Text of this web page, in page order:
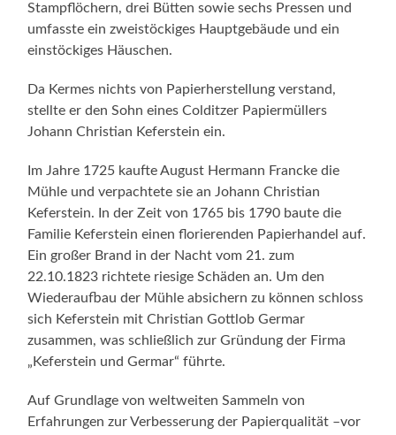
Stampflöchern, drei Bütten sowie sechs Pressen und
umfasste ein zweistöckiges Hauptgebäude und ein
einstöckiges Häuschen.
Da Kermes nichts von Papierherstellung verstand,
stellte er den Sohn eines Colditzer Papiermüllers
Johann Christian Keferstein ein.
Im Jahre 1725 kaufte August Hermann Francke die
Mühle und verpachtete sie an Johann Christian
Keferstein. In der Zeit von 1765 bis 1790 baute die
Familie Keferstein einen florierenden Papierhandel auf.
Ein großer Brand in der Nacht vom 21. zum
22.10.1823 richtete riesige Schäden an. Um den
Wiederaufbau der Mühle absichern zu können schloss
sich Keferstein mit Christian Gottlob Germar
zusammen, was schließlich zur Gründung der Firma
„Keferstein und Germar“ führte.
Auf Grundlage von weltweiten Sammeln von
Erfahrungen zur Verbesserung der Papierqualität –vor